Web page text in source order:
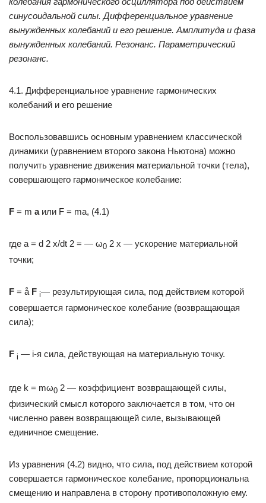
синусоидальной силы. Дифференциальное уравнение
вынужденных колебаний и его решение. Амплитуда и фаза
вынужденных колебаний. Резонанс. Параметрический
резонанс.
4.1. Дифференциальное уравнение гармонических
колебаний и его решение
Воспользовавшись основным уравнением классической
динамики (уравнением второго закона Ньютона) можно
получить уравнение движения материальной точки (тела),
совершающего гармоническое колебание:
F = m aили F = ma, (4.1)
где a = d 2 x/dt 2 = — ω0 2 x — ускорение материальной
точки;
F = å F i— результирующая сила, под действием которой
совершается гармоническое колебание (возвращающая
сила);
F i — i-я сила, действующая на материальную точку.
где k = mω0 2 — коэффициент возвращающей силы,
физический смысл которого заключается в том, что он
численно равен возвращающей силе, вызывающей
единичное смещение.
Из уравнения (4.2) видно, что сила, под действием которой
совершается гармоническое колебание, пропорциональна
смещению и направлена в сторону противоположную ему.